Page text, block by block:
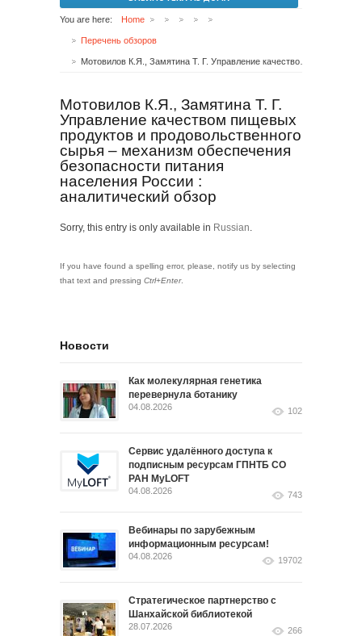
You are here: Home
Перечень обзоров
Мотовилов К.Я., Замятина Т. Г.
Управление качеством пищевых
продуктов и продовольственного
сырья – механизм обеспечения
безопасности питания
населения России :
аналитический обзор
Sorry, this entry is only available in Russian.
If you have found a spelling error, please, notify us by selecting
that text and pressing Ctrl+Enter.
Новости
Как молекулярная генетика
перевернула ботанику
04.08.2026 102
Сервис удалённого доступа к
подписным ресурсам ГПНТБ СО
РАН MyLOFT
04.08.2026 743
Вебинары по зарубежным
информационным ресурсам!
04.08.2026 19702
Стратегическое партнерство с
Шанхайской библиотекой
28.07.2026 266